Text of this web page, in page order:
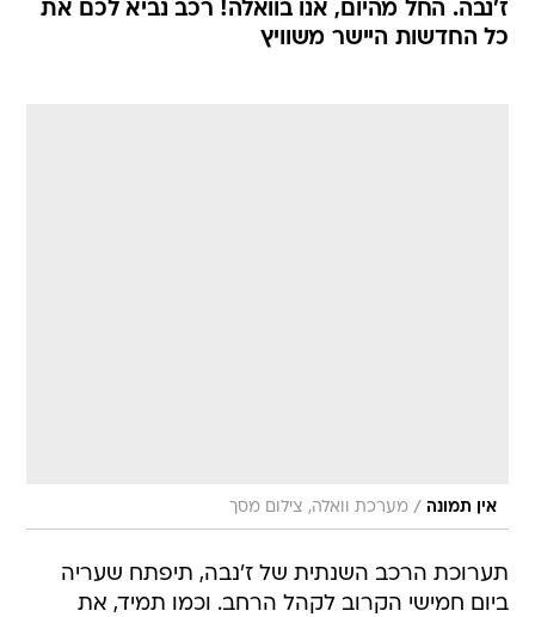
ז'נבה. החל מהיום, אנו בוואלה! רכב נביא לכם את
כל החדשות היישר משוויץ
אין תמונה / מערכת וואלה, צילום מסך
תערוכת הרכב השנתית של ז'נבה, תיפתח שעריה
ביום חמישי הקרוב לקהל הרחב. וכמו תמיד, את